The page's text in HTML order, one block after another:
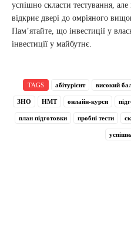
успішно скласти тестування,
відкриє двері до омріяного
Пам’ятайте, що інвестиції у
інвестиції у майбутнє.
TAGS абітурієнт високий
ЗНО НМТ онлайн-курси
план підготовки пробні тести